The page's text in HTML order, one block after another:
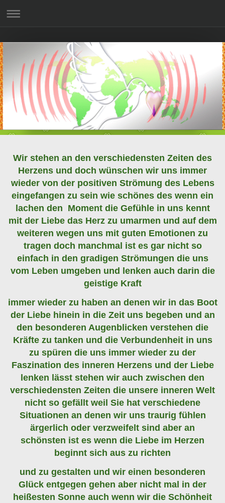
Wir stehen an den verschiedensten Zeiten des
Herzens und doch wünschen wir uns immer
wieder von der positiven Strömung des Lebens
eingefangen zu sein wie schönes des wenn ein
lachen den Moment die Gefühle in uns kennt
mit der Liebe das Herz zu umarmen und auf dem
weiteren wegen uns mit guten Emotionen zu
tragen doch manchmal ist es gar nicht so
einfach in den gradigen Strömungen die uns
vom Leben umgeben und lenken auch darin die
geistige Kraft
immer wieder zu haben an denen wir in das Boot
der Liebe hinein in die Zeit uns begeben und an
den besonderen Augenblicken verstehen die
Kräfte zu tanken und die Verbundenheit in uns
zu spüren die uns immer wieder zu der
Faszination des inneren Herzens und der Liebe
lenken lässt stehen wir auch zwischen den
verschiedensten Zeiten die unsere inneren Welt
nicht so gefällt weil Sie hat verschiedene
Situationen an denen wir uns traurig fühlen
ärgerlich oder verzweifelt sind aber an
schönsten ist es wenn die Liebe im Herzen
beginnt sich aus zu richten
und zu gestalten und wir einen besonderen
Glück entgegen gehen aber nicht mal in der
heißesten Sonne auch wenn wir die Schönheit